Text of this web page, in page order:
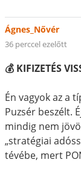
Ágnes_Nővér
36 perccel ezelőtt
💰 KIFIZETÉS
Én vagyok az a
Puzsér beszélt.
mindig nem
„stratégiai
tévébe, mert